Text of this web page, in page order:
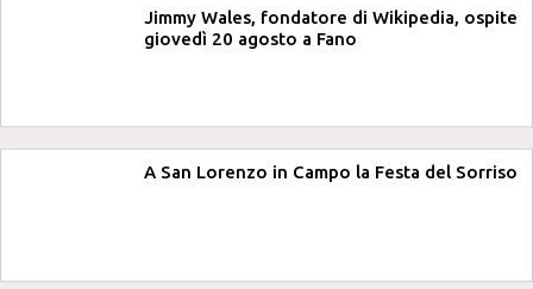
Jimmy Wales, fondatore di Wikipedia, ospite
giovedì 20 agosto a Fano
A San Lorenzo in Campo la Festa del Sorriso